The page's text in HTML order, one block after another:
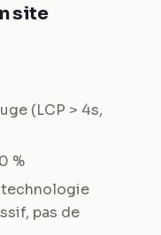
site
(LCP > 4s,
%
technologie
pas de